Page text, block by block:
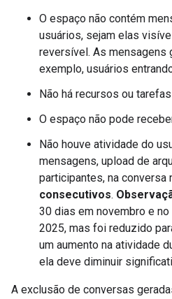
O espaço não contém
usuários, sejam elas
reversível. As mensagens
exemplo, usuários
Não há recursos ou
O espaço não pode
Não houve atividade do
mensagens, upload de
participantes, na conversa
consecutivos.
30 dias em novembro e
2025, mas foi reduzido
um aumento na atividade
ela deve diminuir
A exclusão de conversas